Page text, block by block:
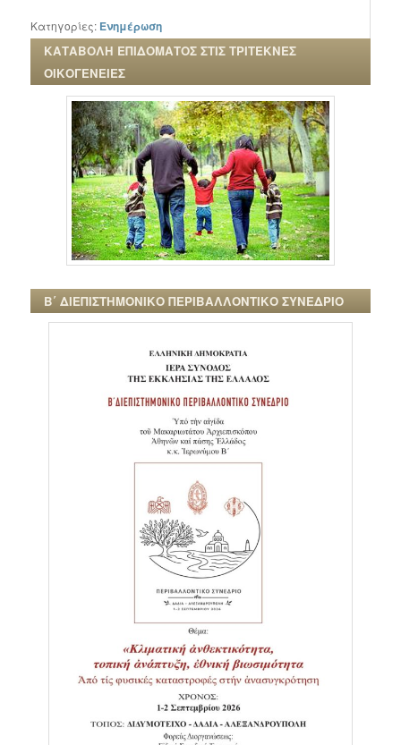
Κατηγορίες: Ενημέρωση
ΚΑΤΑΒΟΛΗ ΕΠΙΔΟΜΑΤΟΣ ΣΤΙΣ ΤΡΙΤΕΚΝΕΣ
ΟΙΚΟΓΕΝΕΙΕΣ
Β΄ ΔΙΕΠΙΣΤΗΜΟΝΙΚΟ ΠΕΡΙΒΑΛΛΟΝΤΙΚΟ ΣΥΝΕΔΡΙΟ